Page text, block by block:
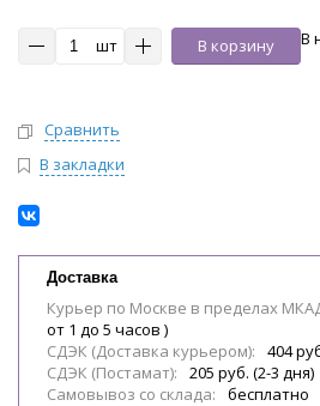
шт В корзину В
Сравнить
В закладки
Доставка
Курьер по Москве в пределах
от 1 до 5 часов )
СДЭК (Доставка курьером):
404
СДЭК (Постамат):
205 руб. (2-3 дня)
Самовывоз со склада:
бесплатно